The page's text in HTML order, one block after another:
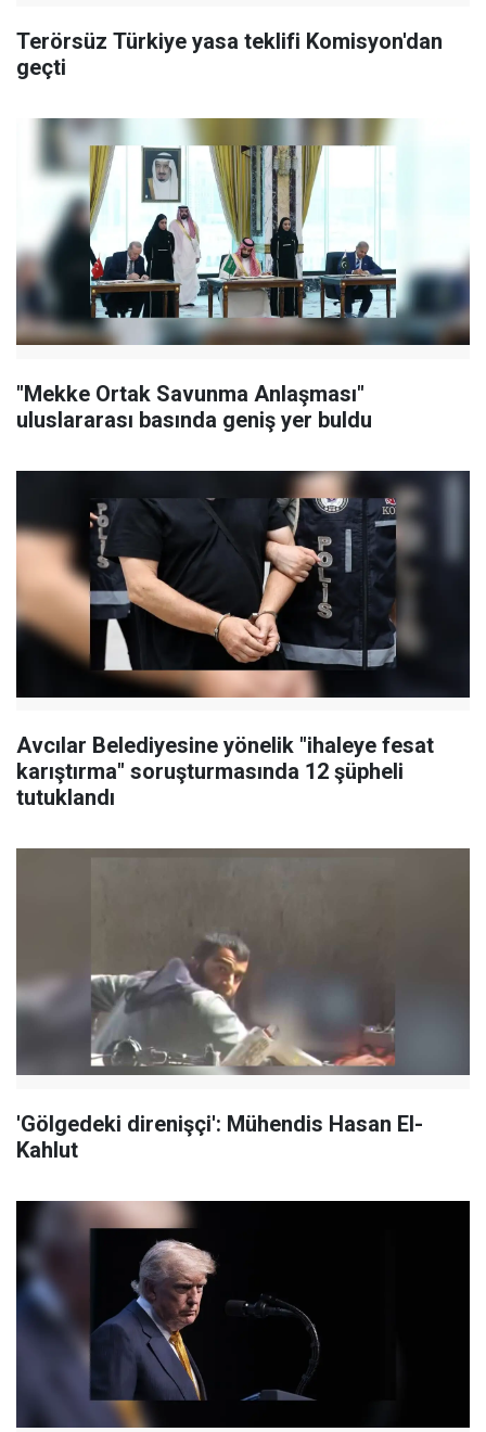
Terörsüz Türkiye yasa teklifi Komisyon'dan
geçti
"Mekke Ortak Savunma Anlaşması"
uluslararası basında geniş yer buldu
Avcılar Belediyesine yönelik "ihaleye fesat
karıştırma" soruşturmasında 12 şüpheli
tutuklandı
'Gölgedeki direnişçi': Mühendis Hasan El-
Kahlut